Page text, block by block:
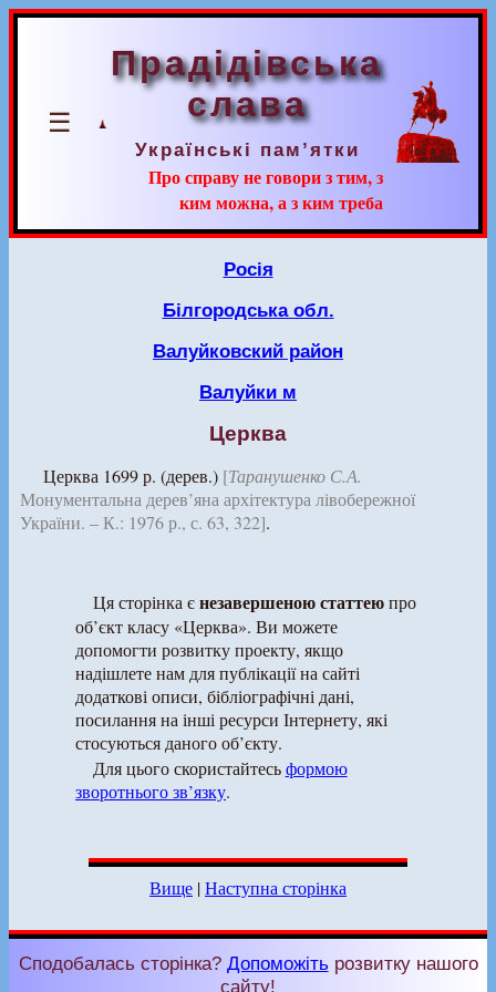
☰
Прадідівська
слава
Українські пам’ятки
Про справу не говори з тим, з
ким можна, а з ким треба
Росія
Білгородська обл.
Валуйковский район
Валуйки м
Церква
Церква 1699 р. (дерев.) [Таранушенко С.А.
Монументальна дерев’яна архітектура лівобережної
України. – К.: 1976 р., с. 63, 322].
Ця сторінка єнезавершеною статтеюпро
об’єкт класу «Церква». Ви можете
допомогти розвитку проекту, якщо
надішлете нам для публікації на сайті
додаткові описи, бібліографічні дані,
посилання на інші ресурси Інтернету, які
стосуються даного об’єкту.
Для цього скористайтесьформою
зворотнього зв’язку.
Вище |Наступна сторінка
Сподобалась сторінка? Допоможіть розвитку нашого
сайту!